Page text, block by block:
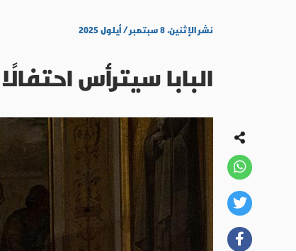
نشر الإثنين، ٨ سبتمبر / أيلول ٢٠٢٥
البابا سيترأس